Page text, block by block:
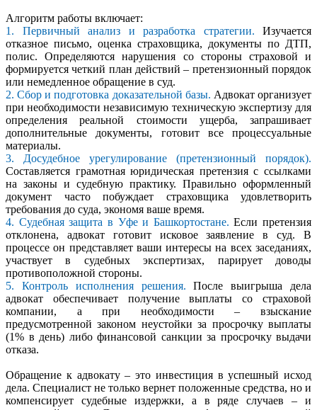
Алгоритм работы включает:
1. Первичный анализ и разработка стратегии. Изучается
отказное письмо, оценка страховщика, документы по ДТП,
полис. Определяются нарушения со стороны страховой и
формируется четкий план действий – претензионный порядок
или немедленное обращение в суд.
2. Сбор и подготовка доказательной базы. Адвокат организует
при необходимости независимую техническую экспертизу для
определения реальной стоимости ущерба, запрашивает
дополнительные документы, готовит все процессуальные
материалы.
3. Досудебное урегулирование (претензионный порядок).
Составляется грамотная юридическая претензия с ссылками
на законы и судебную практику. Правильно оформленный
документ часто побуждает страховщика удовлетворить
требования до суда, экономя ваше время.
4. Судебная защита в Уфе и Башкортостане. Если претензия
отклонена, адвокат готовит исковое заявление в суд. В
процессе он представляет ваши интересы на всех заседаниях,
участвует в судебных экспертизах, парирует доводы
противоположной стороны.
5. Контроль исполнения решения. После выигрыша дела
адвокат обеспечивает получение выплаты со страховой
компании, а при необходимости – взыскание
предусмотренной законом неустойки за просрочку выплаты
(1% в день) либо финансовой санкции за просрочку выдачи
отказа.
Обращение к адвокату – это инвестиция в успешный исход
дела. Специалист не только вернет положенные средства, но и
компенсирует судебные издержки, а в ряде случаев – и